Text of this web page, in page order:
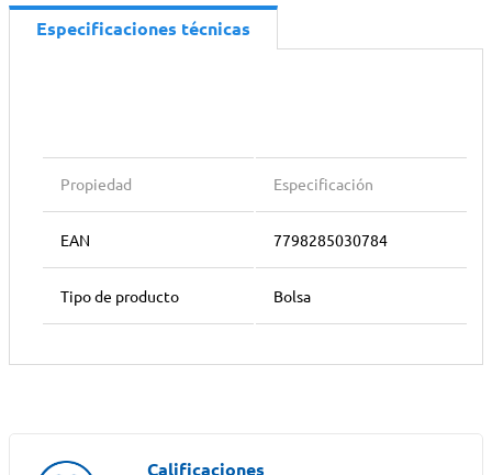
Especificaciones técnicas
Propiedad Especificación
EAN 7798285030784
Tipo de producto Bolsa